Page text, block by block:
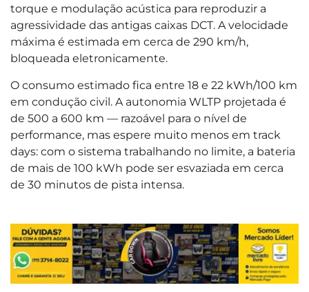
torque e modulação acústica para reproduzir a
agressividade das antigas caixas DCT. A velocidade
máxima é estimada em cerca de 290 km/h,
bloqueada eletronicamente.
O consumo estimado fica entre 18 e 22 kWh/100 km
em condução civil. A autonomia WLTP projetada é
de 500 a 600 km — razoável para o nível de
performance, mas espere muito menos em track
days: com o sistema trabalhando no limite, a bateria
de mais de 100 kWh pode ser esvaziada em cerca
de 30 minutos de pista intensa.